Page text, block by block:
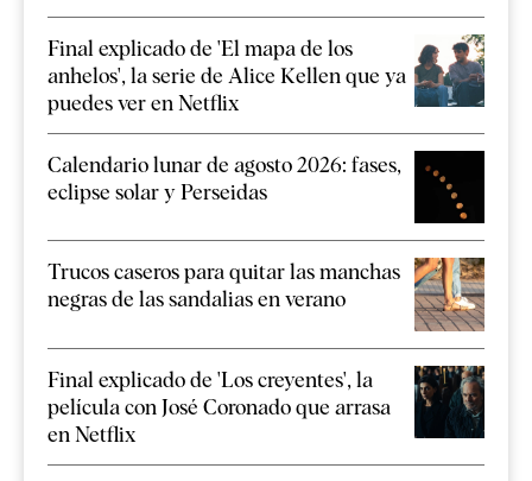
Final explicado de 'El mapa de los
anhelos', la serie de Alice Kellen que ya
puedes ver en Netflix
Calendario lunar de agosto 2026: fases,
eclipse solar y Perseidas
Trucos caseros para quitar las manchas
negras de las sandalias en verano
Final explicado de 'Los creyentes', la
película con José Coronado que arrasa
en Netflix